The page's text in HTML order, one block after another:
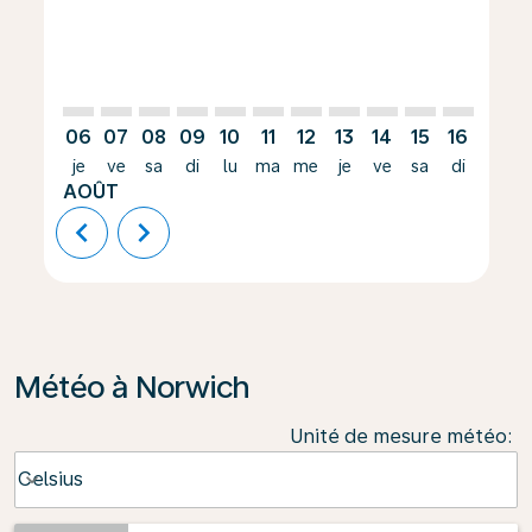
06
je
AOÛT
07
ve
08
sa
09
di
10
lu
11
ma
12
me
13
je
14
ve
15
sa
16
di
chevron_left chevron_right
Météo à Norwich
Unité de mesure météo:
Celsius
keyboard_arrow_down